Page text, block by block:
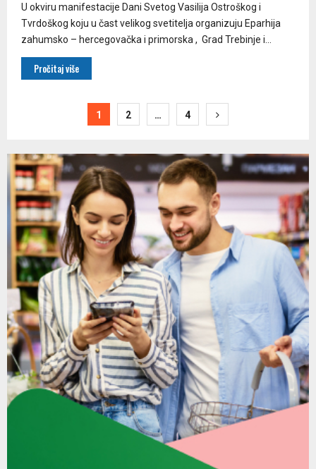
U okviru manifestacije Dani Svetog Vasilija Ostroškog i
Tvrdoškog koju u čast velikog svetitelja organizuju Eparhija
zahumsko – hercegovačka i primorska , Grad Trebinje i...
Pročitaj više
Paginacija
1 2 … 4